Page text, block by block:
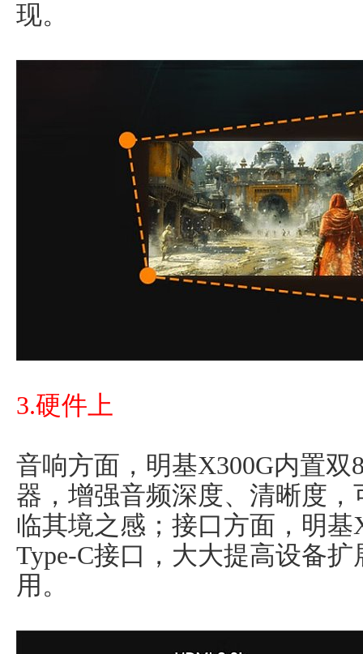
现。
3.硬件上
音响方面，明基X300G内置
器，增强音频深度、清晰度
临其境之感；接口方面，明
Type-C接口，大大提高设备
用。